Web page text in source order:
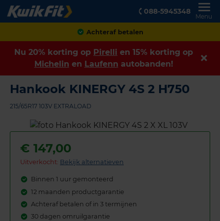
088-5945348
Menu
Klanten geven ons een
Nu 20% korting op Pirelli en 15% korting op
Michelin en Laufenn autobanden!
Hankook KINERGY 4S 2 H750
215/65R17 103V EXTRALOAD
€ 147,00
Uitverkocht: Bekijk alternatieven
Binnen 1 uur gemonteerd
12 maanden productgarantie
Achteraf betalen of in 3 termijnen
30 dagen omruilgarantie